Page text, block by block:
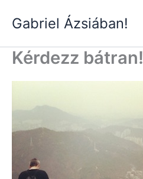
Gabriel Ázsiában!
Kérdezz bátran!